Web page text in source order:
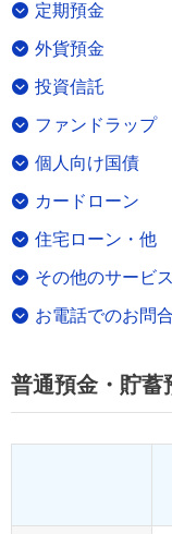
定期預金
外貨預金
投資信託
ファンドラップ
個人向け国債
カードローン
住宅ローン・他
その他のサービス
お電話でのお問
普通預金・貯蓄